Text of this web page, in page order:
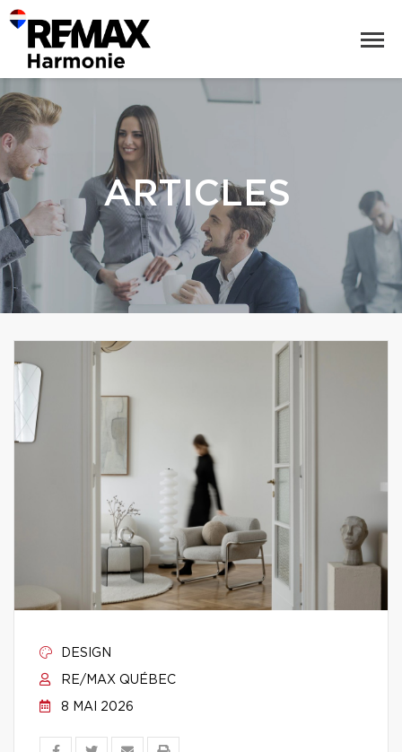
ARTICLES
DESIGN
RE/MAX QUÉBEC
8 MAI 2026